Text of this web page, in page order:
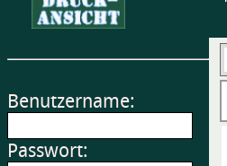
Benutzername:
Passwort: